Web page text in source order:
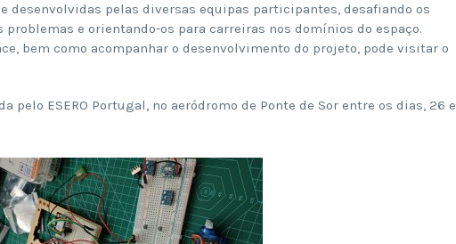
desenvolvidas pelas diversas equipas participantes, desafiando os
e orientando-os para carreiras nos domínios do espaço.
bem como acompanhar o desenvolvimento do projeto, pode visitar o
pelo ESERO Portugal, no aeródromo de Ponte de Sor entre os dias, 26 e